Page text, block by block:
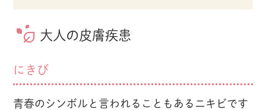
大人の皮膚疾患
にきび
青春のシンボルと言われることもあるニキビです